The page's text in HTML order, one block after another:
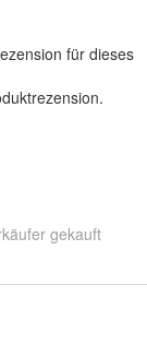
für dieses
.
gekauft